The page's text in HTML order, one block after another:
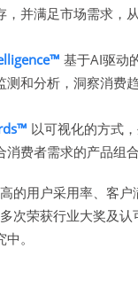
，并满足市场需求，
基于AI驱动
测和分析，洞察消费
以可视化的方式
费者需求的产品组合
的用户采用率、客户
次荣获行业大奖及
。